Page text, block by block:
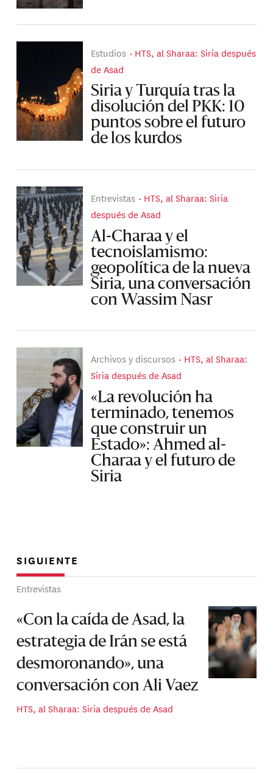
Estudios
HTS, al Sharaa: Siria después
de Asad
Siria y Turquía tras la
disolución del PKK: 10
puntos sobre el futuro
de los kurdos
Entrevistas
HTS, al Sharaa: Siria
después de Asad
Al-Charaa y el
tecnoislamismo:
geopolítica de la nueva
Siria, una conversación
con Wassim Nasr
Archivos y discursos
HTS, al Sharaa:
Siria después de Asad
«La revolución ha
terminado, tenemos
que construir un
Estado»: Ahmed al-
Charaa y el futuro de
Siria
SIGUIENTE
Entrevistas
«Con la caída de Asad, la
estrategia de Irán se está
desmoronando», una
conversación con Ali Vaez
HTS, al Sharaa: Siria después de Asad